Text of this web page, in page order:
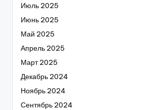
Июль 2025
Июнь 2025
Май 2025
Апрель 2025
Март 2025
Декабрь 2024
Ноябрь 2024
Сентябрь 2024